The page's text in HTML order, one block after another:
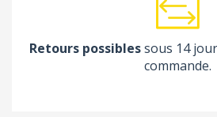
Retours possiblessous 14
commande.